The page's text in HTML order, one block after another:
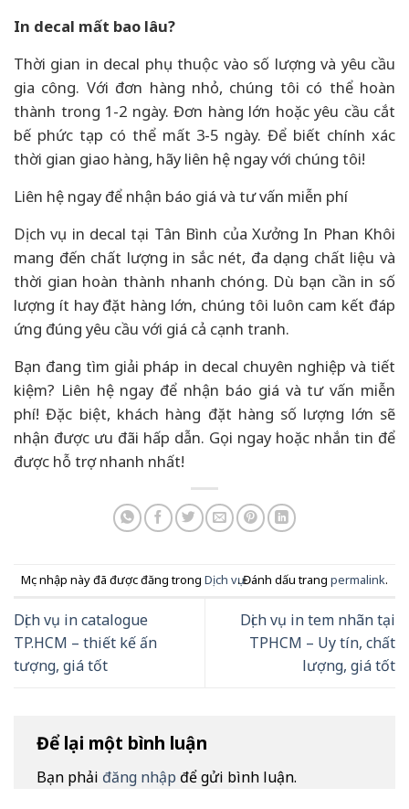
In decal mất bao lâu?
Thời gian in decal phụ thuộc vào số lượng và yêu cầu
gia công. Với đơn hàng nhỏ, chúng tôi có thể hoàn
thành trong 1-2 ngày. Đơn hàng lớn hoặc yêu cầu cắt
bế phức tạp có thể mất 3-5 ngày. Để biết chính xác
thời gian giao hàng, hãy liên hệ ngay với chúng tôi!
Liên hệ ngay để nhận báo giá và tư vấn miễn phí
Dịch vụ in decal tại Tân Bình của Xưởng In Phan Khôi
mang đến chất lượng in sắc nét, đa dạng chất liệu và
thời gian hoàn thành nhanh chóng. Dù bạn cần in số
lượng ít hay đặt hàng lớn, chúng tôi luôn cam kết đáp
ứng đúng yêu cầu với giá cả cạnh tranh.
Bạn đang tìm giải pháp in decal chuyên nghiệp và tiết
kiệm? Liên hệ ngay để nhận báo giá và tư vấn miễn
phí! Đặc biệt, khách hàng đặt hàng số lượng lớn sẽ
nhận được ưu đãi hấp dẫn. Gọi ngay hoặc nhắn tin để
được hỗ trợ nhanh nhất!
Mục nhập này đã được đăng trong Dịch vụ. Đánh dấu trang permalink.
Dịch vụ in catalogue
TP.HCM – thiết kế ấn
tượng, giá tốt
Dịch vụ in tem nhãn tại
TPHCM – Uy tín, chất
lượng, giá tốt
Để lại một bình luận
Bạn phải đăng nhập để gửi bình luận.